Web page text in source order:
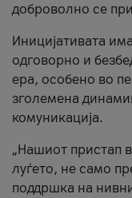
доброволно се
Иницијативата
одговорно и
ера, особено во
зголемена
комуникација.
„Нашиот пристап
луѓето, не само
поддршка на